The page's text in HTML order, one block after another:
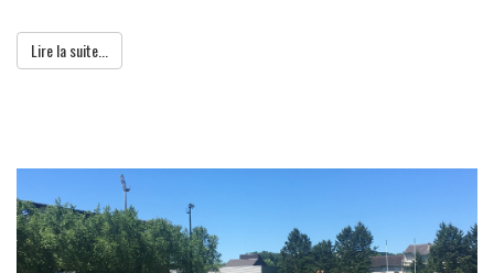
Lire la suite...